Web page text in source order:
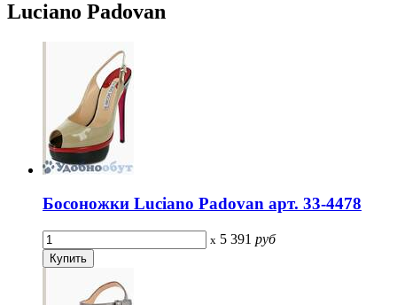
Luciano Padovan
Босоножки Luciano Padovan арт. 33-4478
x 5 391 руб